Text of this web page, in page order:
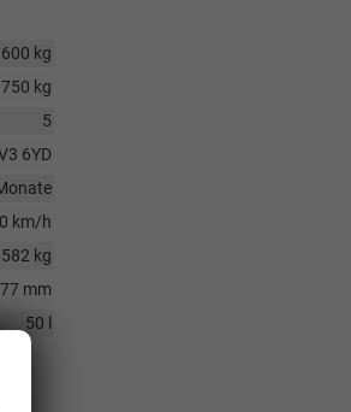
kg
750 kg
5
6YD
km/h
kg
mm
50 l